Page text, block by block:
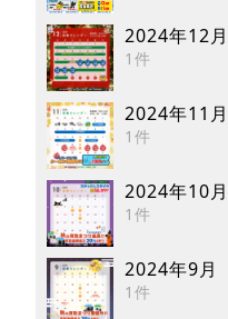
2024年12月
1件
2024年11月
1件
2024年10月
1件
2024年9月
1件